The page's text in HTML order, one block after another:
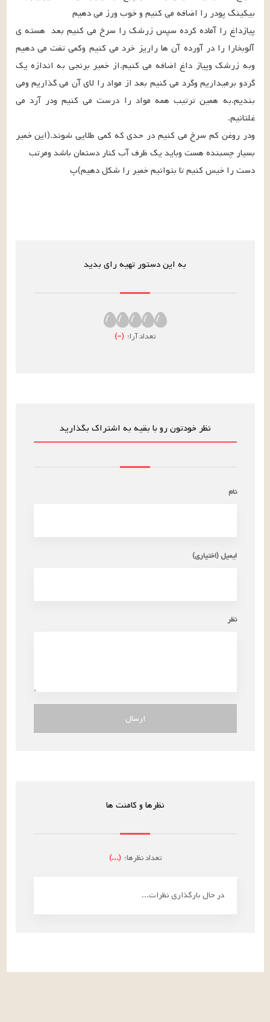
دست را خیس کنیم تا بتوانیم خمیر را شکل دهیم)پ
به این دستور تهیه رای بدید
تعداد آرا: (
–
)
نظر خودتون رو با بقیه به اشتراک بگذارید
نام
ایمیل (اختیاری)
نظر
ارسال
نظرها و کامنت ها
تعداد نظرها: (
...
)
در حال بارگذاری نظرات...